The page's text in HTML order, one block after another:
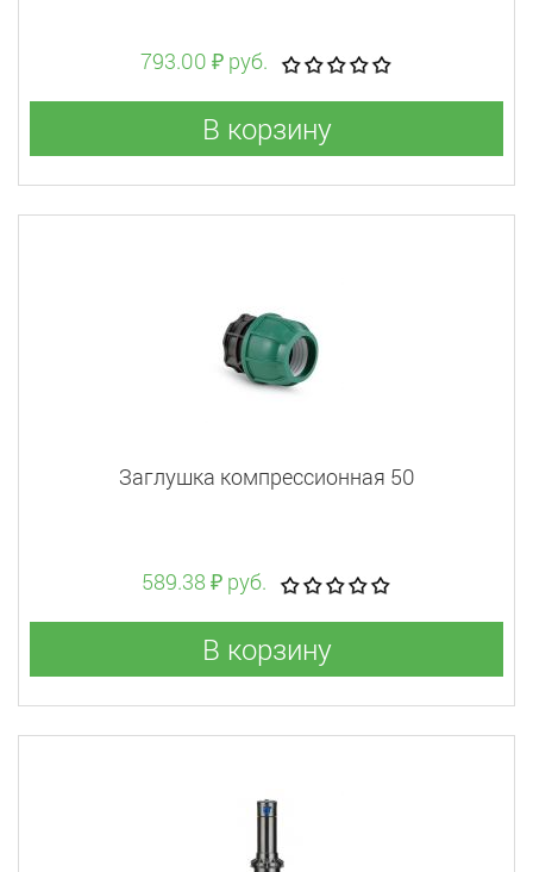
793.00 ₽ руб.
В корзину
Заглушка компрессионная 50
589.38 ₽ руб.
В корзину